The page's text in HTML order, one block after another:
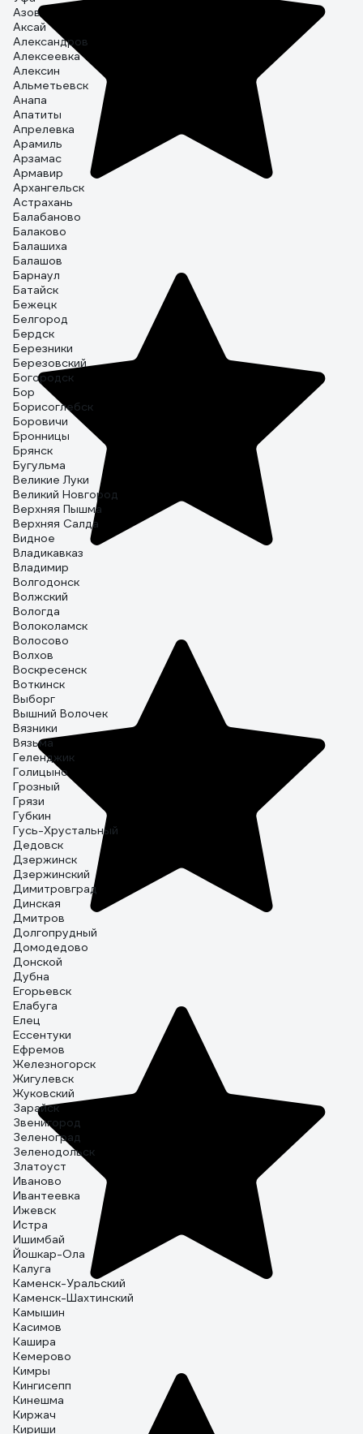
Азов
Аксай
Александров
Алексеевка
Алексин
Альметьевск
Анапа
Апатиты
Апрелевка
Арамиль
Арзамас
Армавир
Архангельск
Астрахань
Балабаново
Балаково
Балашиха
Балашов
Барнаул
Батайск
Бежецк
Белгород
Бердск
Березники
Березовский
Богородск
Бор
Борисоглебск
Боровичи
Бронницы
Брянск
Бугульма
Великие Луки
Великий Новгород
Верхняя Пышма
Верхняя Салда
Видное
Владикавказ
Владимир
Волгодонск
Волжский
Вологда
Волоколамск
Волосово
Волхов
Воскресенск
Воткинск
Выборг
Вышний Волочек
Вязники
Вязьма
Геленджик
Голицыно
Грозный
Грязи
Губкин
Гусь-Хрустальный
Дедовск
Дзержинск
Дзержинский
Димитровград
Динская
Дмитров
Долгопрудный
Домодедово
Донской
Дубна
Егорьевск
Елабуга
Елец
Ессентуки
Ефремов
Железногорск
Жигулевск
Жуковский
Зарайск
Звенигород
Зеленоград
Зеленодольск
Златоуст
Иваново
Ивантеевка
Ижевск
Истра
Ишимбай
Йошкар-Ола
Калуга
Каменск-Уральский
Каменск-Шахтинский
Камышин
Касимов
Кашира
Кемерово
Кимры
Кингисепп
Кинешма
Киржач
Кириши